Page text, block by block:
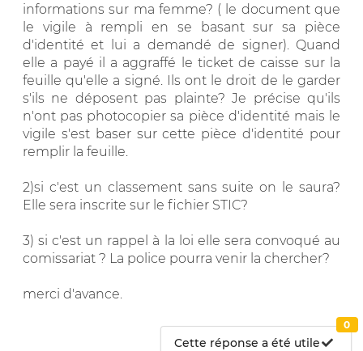
informations sur ma femme? ( le document que
le vigile à rempli en se basant sur sa pièce
d'identité et lui a demandé de signer). Quand
elle a payé il a aggraffé le ticket de caisse sur la
feuille qu'elle a signé. Ils ont le droit de le garder
s'ils ne déposent pas plainte? Je précise qu'ils
n'ont pas photocopier sa pièce d'identité mais le
vigile s'est baser sur cette pièce d'identité pour
remplir la feuille.
2)si c'est un classement sans suite on le saura?
Elle sera inscrite sur le fichier STIC?
3) si c'est un rappel à la loi elle sera convoqué au
comissariat ? La police pourra venir la chercher?
merci d'avance.
Cette réponse a été utile
0